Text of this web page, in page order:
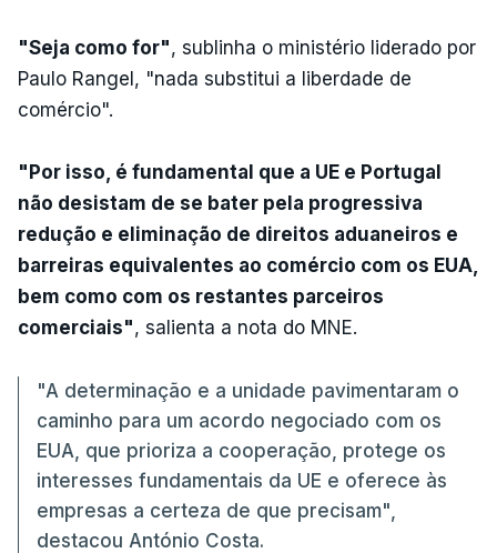
"Seja como for", sublinha o ministério liderado por
Paulo Rangel, "nada substitui a liberdade de
comércio".
"Por isso, é fundamental que a UE e Portugal
não desistam de se bater pela progressiva
redução e eliminação de direitos aduaneiros e
barreiras equivalentes ao comércio com os EUA,
bem como com os restantes parceiros
comerciais", salienta a nota do MNE.
"A determinação e a unidade pavimentaram o
caminho para um acordo negociado com os
EUA, que prioriza a cooperação, protege os
interesses fundamentais da UE e oferece às
empresas a certeza de que precisam",
destacou António Costa.